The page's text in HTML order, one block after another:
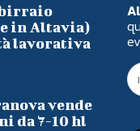
birraio
in Altavia)
lavorativa
vende
da 7-10 hl